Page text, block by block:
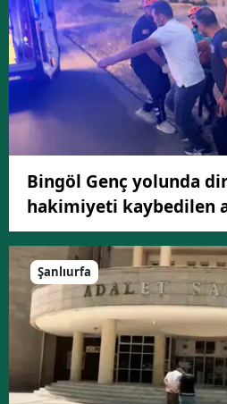
Bingöl Genç yolunda
hakimiyeti kaybedilen
Şanlıurfa